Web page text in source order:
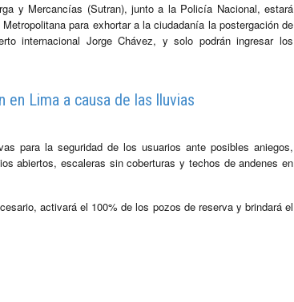
y Mercancías (Sutran), junto a la Policía Nacional, estará
para exhortar a la ciudadanía la postergación de
internacional Jorge Chávez, y solo podrán ingresar los
en Lima a causa de las lluvias
para la seguridad de los usuarios ante posibles aniegos,
abiertos, escaleras sin coberturas y techos de andenes en
activará el 100% de los pozos de reserva y brindará el